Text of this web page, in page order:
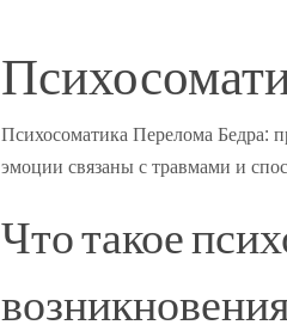
Психосоматика Перелома Бедра:
эмоции связаны с травмами и
Что такое